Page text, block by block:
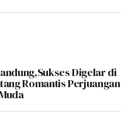
Digelar di
Romantis Perjuangan
Muda